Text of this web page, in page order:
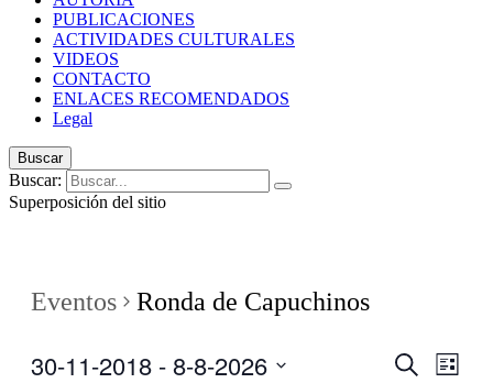
PUBLICACIONES
ACTIVIDADES CULTURALES
VIDEOS
CONTACTO
ENLACES RECOMENDADOS
Legal
Buscar
Buscar:
Superposición del sitio
Eventos Ronda de Capuchinos
Buscar
Lista
30-11-2018 - 8-8-2026